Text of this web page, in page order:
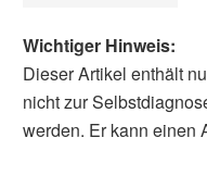
Wichtiger Hinweis:
Dieser Artikel enthält
nicht zur
werden. Er kann einen